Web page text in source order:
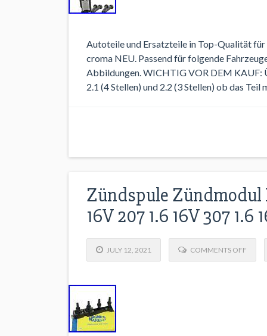
Autoteile und Ersatzteile in Top-Qualität
croma NEU. Passend für folgende
Abbildungen. WICHTIG VOR DEM KAUF:
2.1 (4 Stellen) und 2.2 (3 Stellen) ob das
Zündspule Zündmodul
16V 207 1.6 16V 307 1.6
JULY 12, 2021 COMMENTS OFF